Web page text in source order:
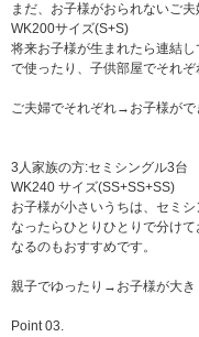
まだ、お子様がおられないご
WK200サイズ(S+S)
将来お子様が生まれたら連結
で使ったり、子供部屋でそれぞ
ご夫婦でそれぞれ→お子様がで
3人家族の方:セミシングル3台
WK240 サイズ(SS+SS+SS)
お子様が小さいうちは、セミ
なったらひとりひとりで分けて
なるのもおすすめです。
親子でゆったり→お子様が大き
Point 03.